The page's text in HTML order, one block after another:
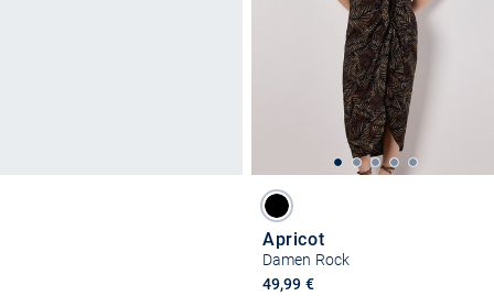
Apricot
Damen Rock
49,99 €